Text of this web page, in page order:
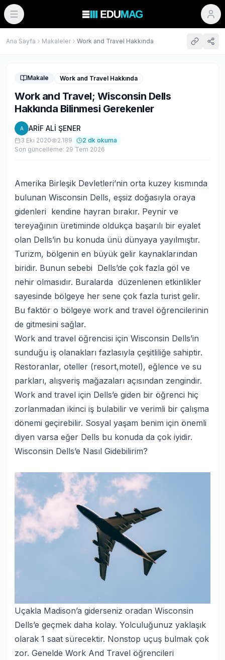
Ana Sayfa Makaleler Work and Travel Hakkında
Makale Work and Travel Hakkında
Work and Travel; Wisconsin Dells
Hakkında Bilinmesi Gerekenler
A ARİF ALİ ŞENER
3 Eki 2020 2.189 2 dk okuma
Son güncelleme: 29 Tem 2026
Amerika Birleşik Devletleri’nin orta kuzey kısmında
bulunan Wisconsin Dells, eşsiz doğasıyla oraya
gidenleri kendine hayran bırakır. Peynir ve
tereyağının üretiminde oldukça başarılı bir eyalet
olan Dells’in bu konuda ünü dünyaya yayılmıştır.
Turizm, bölgenin en büyük gelir kaynaklarından
biridir. Bunun sebebi Dells’de çok fazla göl ve
nehir olmasıdır. Buralarda düzenlenen etkinlikler
sayesinde bölgeye her sene çok fazla turist gelir.
Bu faktör o bölgeye work and travel öğrencilerinin
de gitmesini sağlar.
Work and travel öğrencisi için Wisconsin Dells’in
sunduğu iş olanakları fazlasıyla çeşitliliğe sahiptir.
Restoranlar, oteller (resort,motel), eğlence ve su
parkları, alışveriş mağazaları açısından zengindir.
Work and travel için Dells’e giden bir öğrenci hiç
zorlanmadan ikinci iş bulabilir ve verimli bir çalışma
dönemi geçirebilir. Sosyal yaşam benim için önemli
diyen varsa eğer Dells bu konuda da çok iyidir.
Wisconsin Dells’e Nasıl Gidebilirim?
Uçakla Madison’a giderseniz oradan Wisconsin
Dells’e geçmek daha kolay. Yolculuğunuz yaklaşık
olarak 1 saat sürecektir. Nonstop uçuş bulmak çok
zor. Genelde Work And Travel öğrencileri